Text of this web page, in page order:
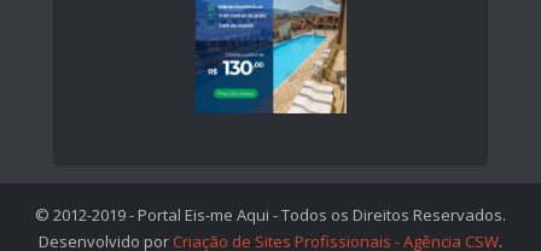
© 2012-2019 - Portal Eis-me Aqui - Todos os Direitos Reservados.
Desenvolvido por Criação de Sites Profissionais - Agência CSW.